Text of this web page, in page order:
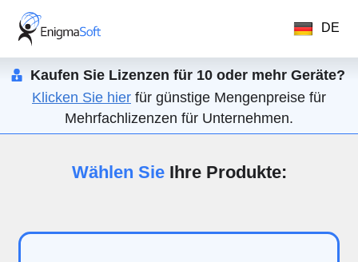
DE
Kaufen Sie Lizenzen für 10 oder mehr Geräte?
Klicken Sie hier für günstige Mengenpreise für
Mehrfachlizenzen für Unternehmen.
Wählen SieIhre Produkte: